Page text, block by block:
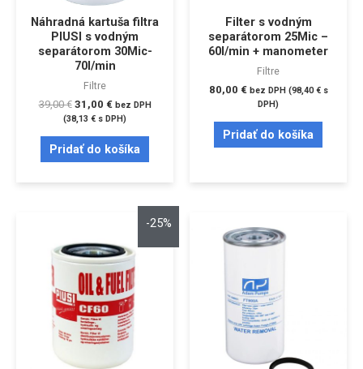
Náhradná kartuša filtra
PIUSI s vodným
separátorom 30Mic-
70l/min
Filtre
39,00€ 31,00 € bez DPH
(38,13 € s DPH)
Pridať do košíka
Filter s vodným
separátorom 25Mic –
60l/min + manometer
Filtre
80,00 € bez DPH (98,40€s
DPH)
Pridať do košíka
-25%